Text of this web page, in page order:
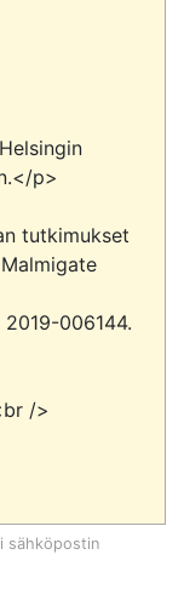
p>
sähköpostin